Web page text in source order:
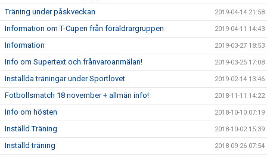
Träning under påskveckan 2019-04-14 21:58
Information om T-Cupen från föräldrargruppen 2019-04-11 14:43
Information 2019-03-27 18:53
Info om Supertext och frånvaroanmälan! 2019-03-25 17:08
Inställda träningar under Sportlovet 2019-02-14 13:46
Fotbollsmatch 18 november + allmän info! 2018-11-11 14:22
Info om hösten 2018-10-10 07:19
Inställd Träning 2018-10-02 15:39
Inställd träning 2018-09-26 07:54